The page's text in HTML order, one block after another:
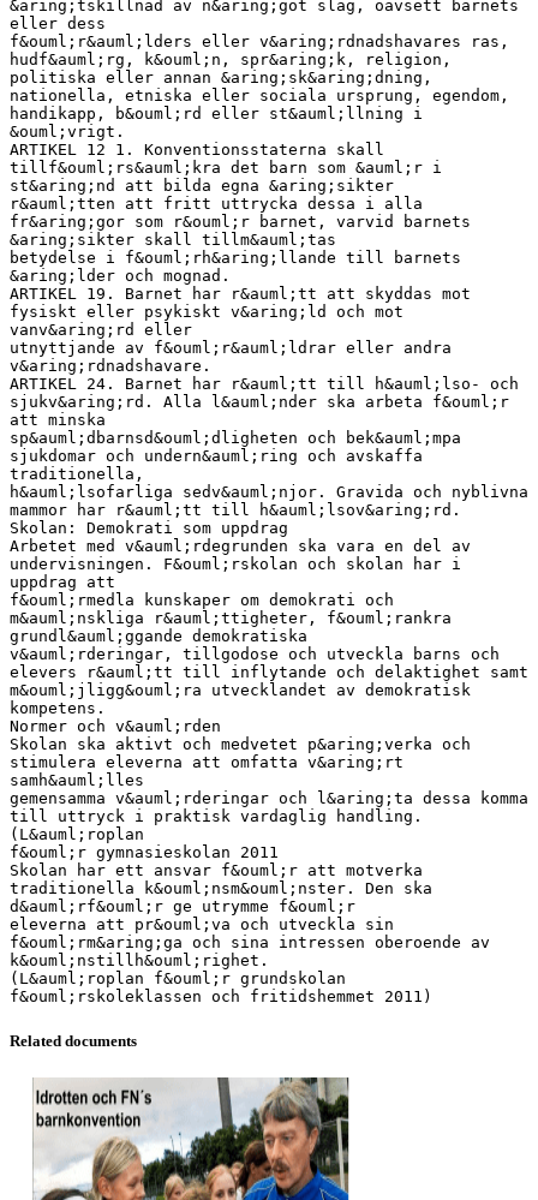
&aring;tskillnad av n&aring;got slag, oavsett barnets
eller dess
f&ouml;r&auml;lders eller v&aring;rdnadshavares ras,
hudf&auml;rg, k&ouml;n, spr&aring;k, religion,
politiska eller annan &aring;sk&aring;dning,
nationella, etniska eller sociala ursprung, egendom,
handikapp, b&ouml;rd eller st&auml;llning i
&ouml;vrigt.
ARTIKEL 12 1. Konventionsstaterna skall
tillf&ouml;rs&auml;kra det barn som &auml;r i
st&aring;nd att bilda egna &aring;sikter
r&auml;tten att fritt uttrycka dessa i alla
fr&aring;gor som r&ouml;r barnet, varvid barnets
&aring;sikter skall tillm&auml;tas
betydelse i f&ouml;rh&aring;llande till barnets
&aring;lder och mognad.
ARTIKEL 19. Barnet har r&auml;tt att skyddas mot
fysiskt eller psykiskt v&aring;ld och mot
vanv&aring;rd eller
utnyttjande av f&ouml;r&auml;ldrar eller andra
v&aring;rdnadshavare.
ARTIKEL 24. Barnet har r&auml;tt till h&auml;lso- och
sjukv&aring;rd. Alla l&auml;nder ska arbeta f&ouml;r
att minska
sp&auml;dbarnsd&ouml;dligheten och bek&auml;mpa
sjukdomar och undern&auml;ring och avskaffa
traditionella,
h&auml;lsofarliga sedv&auml;njor. Gravida och nyblivna
mammor har r&auml;tt till h&auml;lsov&aring;rd.
Skolan: Demokrati som uppdrag
Arbetet med v&auml;rdegrunden ska vara en del av
undervisningen. F&ouml;rskolan och skolan har i
uppdrag att
f&ouml;rmedla kunskaper om demokrati och
m&auml;nskliga r&auml;ttigheter, f&ouml;rankra
grundl&auml;ggande demokratiska
v&auml;rderingar, tillgodose och utveckla barns och
elevers r&auml;tt till inflytande och delaktighet samt
m&ouml;jligg&ouml;ra utvecklandet av demokratisk
kompetens.
Normer och v&auml;rden
Skolan ska aktivt och medvetet p&aring;verka och
stimulera eleverna att omfatta v&aring;rt
samh&auml;lles
gemensamma v&auml;rderingar och l&aring;ta dessa komma
till uttryck i praktisk vardaglig handling.
(L&auml;roplan
f&ouml;r gymnasieskolan 2011
Skolan har ett ansvar f&ouml;r att motverka
traditionella k&ouml;nsm&ouml;nster. Den ska
d&auml;rf&ouml;r ge utrymme f&ouml;r
eleverna att pr&ouml;va och utveckla sin
f&ouml;rm&aring;ga och sina intressen oberoende av
k&ouml;nstillh&ouml;righet.
(L&auml;roplan f&ouml;r grundskolan
Related documents